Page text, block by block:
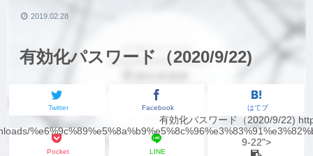
有効化パスワード（2020/9/22)
Twitter Facebook はてブ
Pocket LINE
有効化パスワード（2020/9/22)
9-22">
2019.02.28